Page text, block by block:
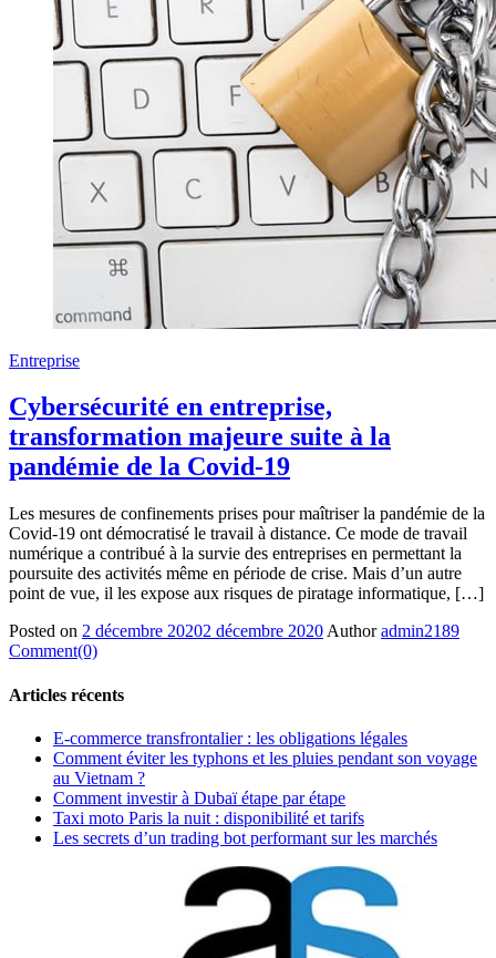
Entreprise
Cybersécurité en entreprise,
transformation majeure suite à la
pandémie de la Covid-19
Les mesures de confinements prises pour maîtriser la pandémie de la
Covid-19 ont démocratisé le travail à distance. Ce mode de travail
numérique a contribué à la survie des entreprises en permettant la
poursuite des activités même en période de crise. Mais d’un autre
point de vue, il les expose aux risques de piratage informatique, […]
Posted on 2 décembre 20202 décembre 2020 Author admin2189
Comment(0)
Articles récents
E-commerce transfrontalier : les obligations légales
Comment éviter les typhons et les pluies pendant son voyage
au Vietnam ?
Comment investir à Dubaï étape par étape
Taxi moto Paris la nuit : disponibilité et tarifs
Les secrets d’un trading bot performant sur les marchés